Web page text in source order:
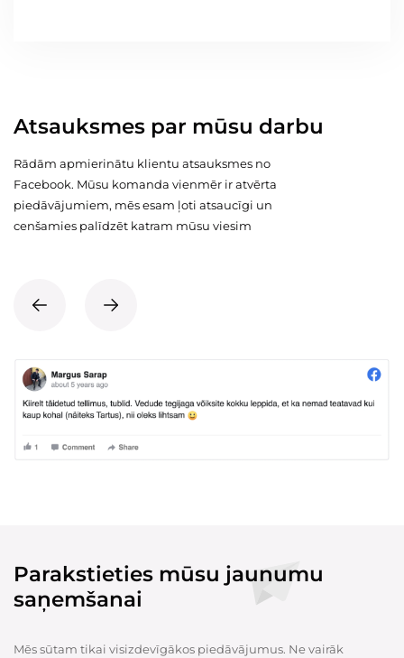
Atsauksmes par mūsu darbu
Rādām apmierinātu klientu atsauksmes no
Facebook. Mūsu komanda vienmēr ir atvērta
piedāvājumiem, mēs esam ļoti atsaucīgi un
cenšamies palīdzēt katram mūsu viesim
Parakstieties mūsu jaunumu
saņemšanai
Mēs sūtam tikai visizdevīgākos piedāvājumus. Ne vairāk